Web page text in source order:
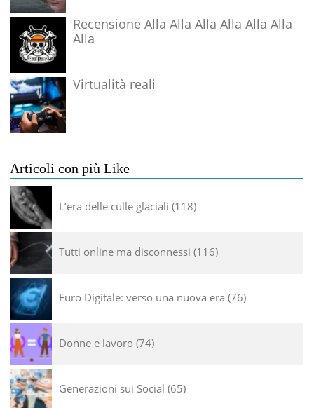
Recensione Alla Alla Alla Alla Alla Alla
Alla
Virtualità reali
Articoli con più Like
L’era delle culle glaciali 118
Tutti online ma disconnessi 116
Euro Digitale: verso una nuova era 76
Donne e lavoro 74
Generazioni sui Social 65